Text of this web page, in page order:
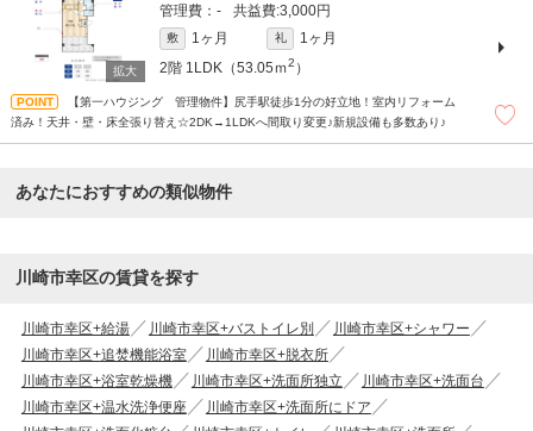
- 3,000円
敷 1ヶ月 礼
1ヶ月
2階 1LDK（53.05ｍ2 ）
【第一ハウジング 管理物件】尻手駅徒歩1分の好立地！室内リフォーム
済み！天井・壁・床全張り替え☆2DK→1LDKへ間取り変更♪新規設備も多数あり♪
あなたにおすすめの類似物件
川崎市幸区の賃貸を探す
川崎市幸区+給湯 川崎市幸区+バストイレ別
川崎市幸区+シャワー
川崎市幸区+追焚機能浴室
川崎市幸区+脱衣所
川崎市幸区+浴室乾燥機
川崎市幸区+洗面所独立
川崎市幸区+洗面台
川崎市幸区+温水洗浄便座
川崎市幸区+洗面所にドア